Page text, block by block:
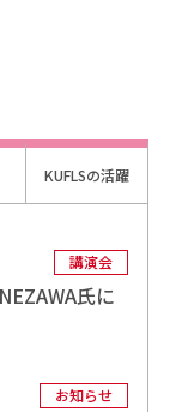
KUFLSの活躍
講演会
氏に
お知らせ